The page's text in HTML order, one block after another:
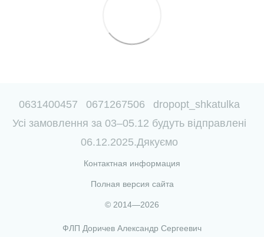
0631400457 0671267506
dropopt_shkatulka
Усі замовлення за 03–05.12 будуть відправлені
06.12.2025.Дякуємо
Контактная информация
Полная версия сайта
© 2014—2026
ФЛП Доричев Александр Сергеевич